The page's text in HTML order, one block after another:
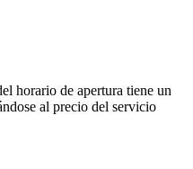
horario de apertura tiene un
al precio del servicio